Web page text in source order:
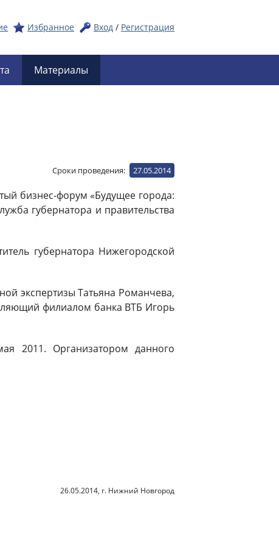
Избранное Вход / Регистрация
Материалы
Сроки проведения: 27.05.2014
бизнес-форум «Будущее города:
губернатора и правительства
губернатора Нижегородской
экспертизы Татьяна Романчева,
филиалом банка ВТБ Игорь
2011. Организатором данного
26.05.2014, г. Нижний Новгород